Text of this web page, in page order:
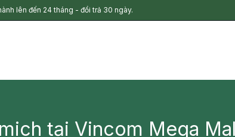
lên đến 24 tháng - đổi trả 30 ngày.
tại Vincom Mega